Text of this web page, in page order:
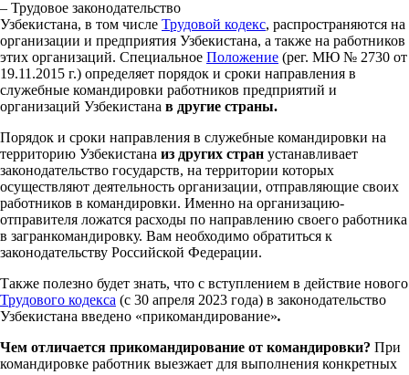
– Трудовое законодательство
Узбекистана, в том числе Трудовой кодекс, распространяются на
организации и предприятия Узбекистана, а также на работников
этих организаций. Специальное Положение (рег. МЮ № 2730 от
19.11.2015 г.) определяет порядок и сроки направления в
служебные командировки работников предприятий и
организаций Узбекистана в другие страны.
Порядок и сроки направления в служебные командировки на
территорию Узбекистана из других стран устанавливает
законодательство государств, на территории которых
осуществляют деятельность организации, отправляющие своих
работников в командировки. Именно на организацию-
отправителя ложатся расходы по направлению своего работника
в загранкомандировку. Вам необходимо обратиться к
законодательству Российской Федерации.
Также полезно будет знать, что с вступлением в действие нового
Трудового кодекса (с 30 апреля 2023 года) в законодательство
Узбекистана введено «прикомандирование».
Чем отличается прикомандирование от командировки? При
командировке работник выезжает для выполнения конкретных